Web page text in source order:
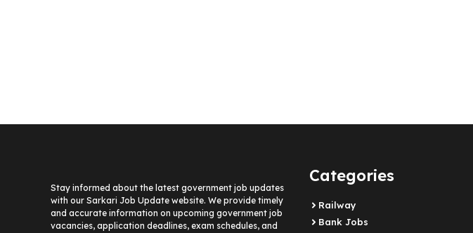
Stay informed about the latest government job updates
with our Sarkari Job Update website. We provide timely
and accurate information on upcoming government job
vacancies, application deadlines, exam schedules, and
Categories
Railway
Bank Jobs